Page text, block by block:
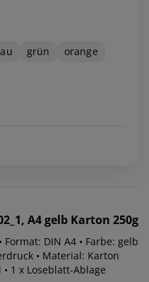
grün
orange
A4 gelb Karton 250g
DIN A4 • Farbe: gelb
• Material: Karton
1 x Loseblatt-Ablage